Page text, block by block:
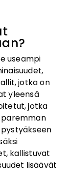
useampi
jotka on
yleensä
jotka
kallistuvat
lisäävät